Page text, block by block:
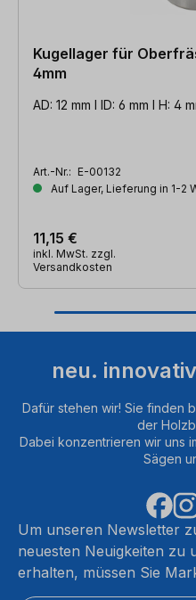
Kugellager für
4mm
AD: 12 mm l ID: 6 mm l H: 4
Art.-Nr.: E-00132
Auf Lager, Lieferung in 1-2
11,15 €
inkl. MwSt. zzgl.
Versandkosten
neu.
Dafür stehen wir! Sie finden
der
Dabei konzentrieren wir uns
Sägen
Um unseren Newsletter
neuesten Neuigkeiten zu
erhalten, müssen Sie